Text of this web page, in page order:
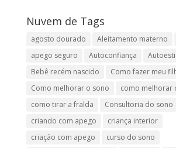
Nuvem de Tags
agosto dourado Aleitamento materno
apego seguro
Autoconfiança
Bebê recém nascido
Como fazer meu
Como melhorar o sono
como melhorar
como tirar a fralda
Consultoria do sono
criando com apego
criança interior
criação com apego
curso do sono